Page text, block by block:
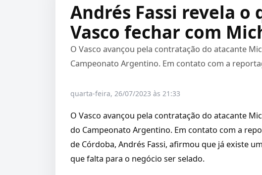
Andrés Fassi revela o
Vasco fechar com
O Vasco avançou pela contratação do atacante
Campeonato Argentino. Em contato com a
quarta-feira, 26/07/2023 às 21:33
O Vasco avançou pela contratação do atacante
do Campeonato Argentino. Em contato com a
de Córdoba, Andrés Fassi, afirmou que já existe
que falta para o negócio ser selado.